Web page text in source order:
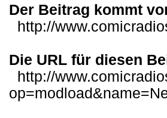
Der Beitrag kommt
http://
Die URL für diesen
http://